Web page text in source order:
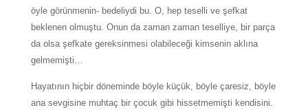
öyle görünmenin- bedeliydi bu. O, hep teselli ve şefkat
beklenen olmuştu. Onun da zaman zaman teselliye, bir parça
da olsa şefkate gereksinmesi olabileceği kimsenin aklına
gelmemişti…
Hayatının hiçbir döneminde böyle küçük, böyle çaresiz, böyle
ana sevgisine muhtaç bir çocuk gibi hissetmemişti kendisini.